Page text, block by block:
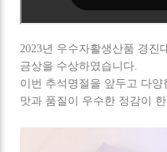
2023년 우수자활생산품 경진
금상을 수상하였습니다.
이번 추석명절을 앞두고 다
맛과 품질이 우수한 정감이